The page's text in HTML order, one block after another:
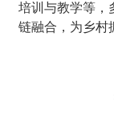
培训与教学等，
链融合，为乡村